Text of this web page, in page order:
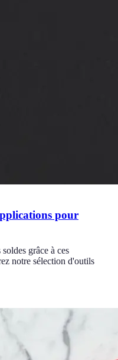
pour
grâce à ces
notre sélection d'outils